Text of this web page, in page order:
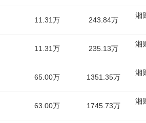
11.31万 243.84万
湘
11.31万 235.13万
湘
65.00万 1351.35万
湘
63.00万 1745.73万
湘